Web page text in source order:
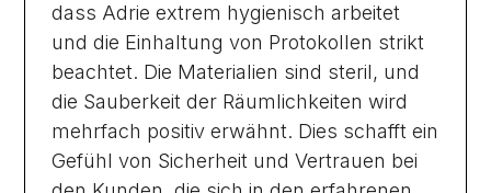
dass Adrie extrem hygienisch arbeitet
und die Einhaltung von Protokollen strikt
beachtet. Die Materialien sind steril, und
die Sauberkeit der Räumlichkeiten wird
mehrfach positiv erwähnt. Dies schafft ein
Gefühl von Sicherheit und Vertrauen bei